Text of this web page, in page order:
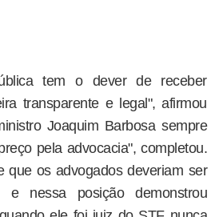
tem o dever de receber
transparente e legal", afirmou
Joaquim Barbosa sempre
pela advocacia", completou.
que os advogados deveriam ser
e nessa posição demonstrou